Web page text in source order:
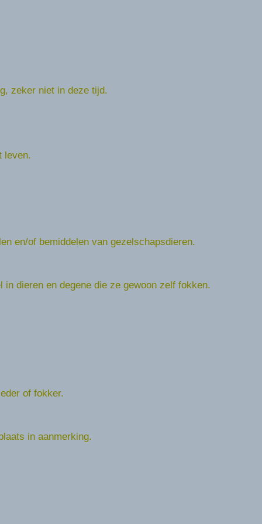
zeker niet in deze tijd.
leven.
en/of bemiddelen van gezelschapsdieren.
dieren en degene die ze gewoon zelf fokken.
of fokker.
in aanmerking.